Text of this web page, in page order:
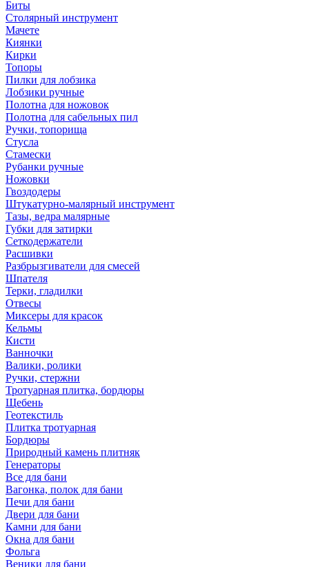
Биты
Столярный инструмент
Мачете
Киянки
Кирки
Топоры
Пилки для лобзика
Лобзики ручные
Полотна для ножовок
Полотна для сабельных пил
Ручки, топорища
Стусла
Стамески
Рубанки ручные
Ножовки
Гвоздодеры
Штукатурно-малярный инструмент
Тазы, ведра малярные
Губки для затирки
Сеткодержатели
Расшивки
Разбрызгиватели для смесей
Шпателя
Терки, гладилки
Отвесы
Миксеры для красок
Кельмы
Кисти
Ванночки
Валики, ролики
Ручки, стержни
Тротуарная плитка, бордюры
Щебень
Геотекстиль
Плитка тротуарная
Бордюры
Природный камень плитняк
Генераторы
Все для бани
Вагонка, полок для бани
Печи для бани
Двери для бани
Камни для бани
Окна для бани
Фольга
Веники для бани